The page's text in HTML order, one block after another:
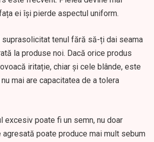
ei își pierde aspectul uniform.
suprasolicitat tenul fără să-ți dai seama
la produse noi. Dacă orice produs
iritație, chiar și cele blânde, este
mai are capacitatea de a tolera
excesiv poate fi un semn, nu doar
agresată poate produce mai mult sebum